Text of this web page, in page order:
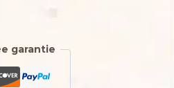
garantie